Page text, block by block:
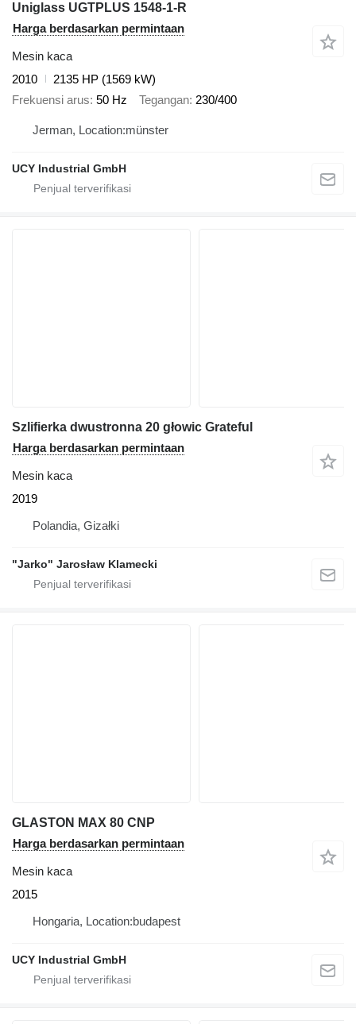
Uniglass UGTPLUS 1548-1-R
Harga berdasarkan permintaan
Mesin kaca
2010
2135 HP (1569 kW)
Frekuensi arus 50 Hz Tegangan 230/400
Jerman, Location:münster
UCY Industrial GmbH
Szlifierka dwustronna 20 głowic Grateful
Harga berdasarkan permintaan
Mesin kaca
2019
Polandia, Gizałki
"Jarko" Jarosław Klamecki
GLASTON MAX 80 CNP
Harga berdasarkan permintaan
Mesin kaca
2015
Hongaria, Location:budapest
UCY Industrial GmbH